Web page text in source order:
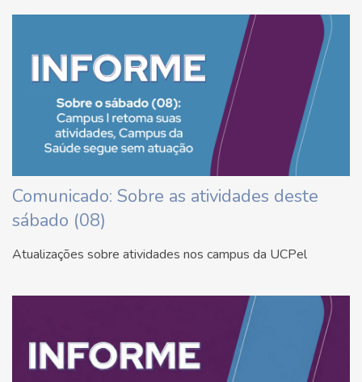
Comunicado: Sobre as atividades deste
sábado (08)
Atualizações sobre atividades nos campus da UCPel